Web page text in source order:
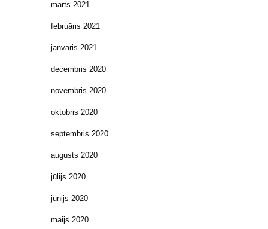
marts 2021
februāris 2021
janvāris 2021
decembris 2020
novembris 2020
oktobris 2020
septembris 2020
augusts 2020
jūlijs 2020
jūnijs 2020
maijs 2020